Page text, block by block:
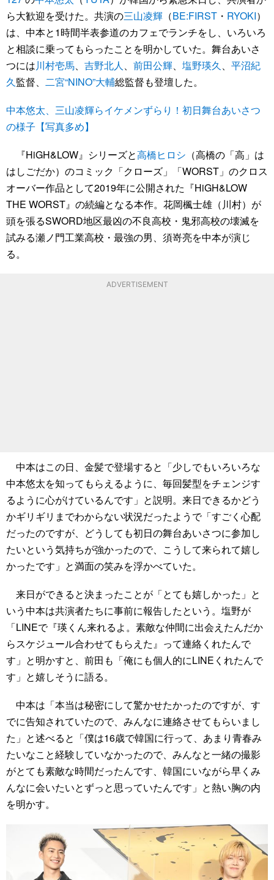
ら大歓迎を受けた。共演の三山凌輝 （BE:FIRST ・ RYOKI）
は、中本と1時間半表参道のカフェでランチをし、いろいろ
と相談に乗ってもらったことを明かしていた。舞台あいさ
つには川村壱馬 吉野北人 前田公輝 塩野瑛久
平沼紀
久 監督、 二宮“NINO”大輔総監督も登壇した。
中本悠太、三山凌輝らイケメンずらり！初日舞台あいさつ
の様子【写真多め】
『HiGH&LOW』シリーズと高橋ヒロシ （高橋の「高」は
はしごだか）のコミック「クローズ」「WORST」のクロス
オーバー作品として2019年に公開された『HiGH&LOW
THE WORST』の続編となる本作。花岡楓士雄（川村）が
頭を張るSWORD地区最凶の不良高校・鬼邪高校の壊滅を
試みる瀬ノ門工業高校・最強の男、須嵜亮を中本が演じ
る。
ADVERTISEMENT
中本はこの日、金髪で登場すると「少しでもいろいろな
中本悠太を知ってもらえるように、毎回髪型をチェンジす
るように心がけているんです」と説明。来日できるかどう
かギリギリまでわからない状況だったようで「すごく心配
だったのですが、どうしても初日の舞台あいさつに参加し
たいという気持ちが強かったので、こうして来られて嬉し
かったです」と満面の笑みを浮かべていた。
来日ができると決まったことが「とても嬉しかった」と
いう中本は共演者たちに事前に報告したという。塩野が
「LINEで『瑛くん来れるよ。素敵な仲間に出会えたんだか
らスケジュール合わせてもらえた』って連絡くれたんで
す」と明かすと、前田も「俺にも個人的にLINEくれたんで
す」と嬉しそうに語る。
中本は「本当は秘密にして驚かせたかったのですが、す
でに告知されていたので、みんなに連絡させてもらいまし
た」と述べると「僕は16歳で韓国に行って、あまり青春み
たいなこと経験していなかったので、みんなと一緒の撮影
がとても素敵な時間だったんです、韓国にいながら早くみ
んなに会いたいとずっと思っていたんです」と熱い胸の内
を明かす。